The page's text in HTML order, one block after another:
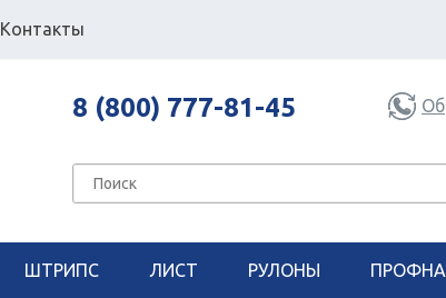
Контакты
8 (800) 777-81-45
ШТРИПС ЛИСТ РУЛОНЫ